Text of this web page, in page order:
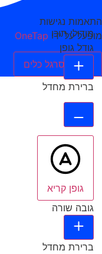
התאמות נגישות
מופעל על ידי OneTap
הסתר סרגל כלים
מודולי תוכן
גודל גופן
ברירת מחדל
גופן קריא
גובה שורה
ברירת מחדל